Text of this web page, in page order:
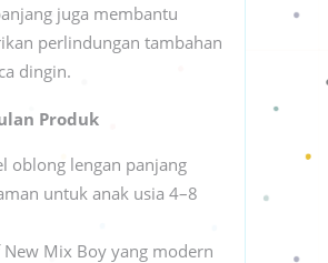
juga membantu
perlindungan tambahan
dingin.
Produk
oblong lengan panjang
untuk anak usia 4–8
Mix Boy yang modern